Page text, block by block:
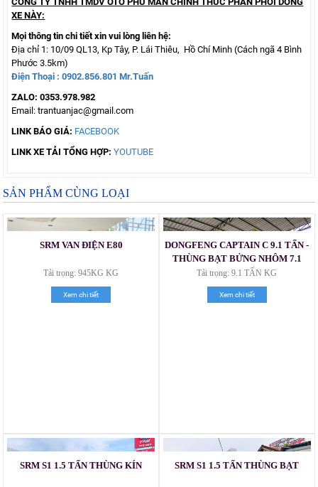
XE NÀY:
Mọi thông tin chi tiết xin vui lòng liên hệ:
Địa chỉ 1: 10/09 QL13, Kp Tây, P. Lái Thiêu, Hồ Chí Minh (Cách ngã 4 Bình
Phước 3.5km)
Điện Thoại : 0902.856.801 Mr.Tuấn
ZALO: 0353.978.982
Email: trantuanjac@gmail.com
LINK BÁO GIÁ: FACEBOOK
LINK XE TẢI TỔNG HỢP: YOUTUBE
SẢN PHẨM CÙNG LOẠI
SRM VAN ĐIỆN E80
Tải trọng: 945KG KG
Xem chi tiết
DONGFENG CAPTAIN C 9.1 TẤN -
THÙNG BẠT BỬNG NHÔM 7.1
MÉT
Tải trọng: 9.1 TẤN KG
Xem chi tiết
SRM S1 1.5 TẤN THÙNG KÍN SRM S1 1.5 TẤN THÙNG BẠT
Xe tải Foton 990kg
Xe tải Foton 990kg